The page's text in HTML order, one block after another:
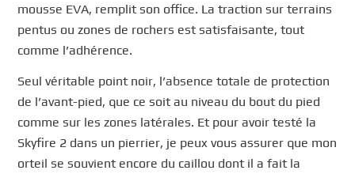
mousse EVA, remplit son office. La traction sur terrains
pentus ou zones de rochers est satisfaisante, tout
comme l’adhérence.
Seul véritable point noir, l’absence totale de protection
de l’avant-pied, que ce soit au niveau du bout du pied
comme sur les zones latérales. Et pour avoir testé la
Skyfire 2 dans un pierrier, je peux vous assurer que mon
orteil se souvient encore du caillou dont il a fait la